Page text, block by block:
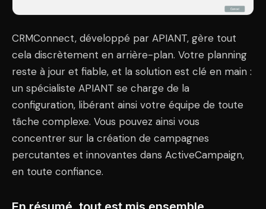
CRMConnect, développé par APIANT, gère tout
cela discrètement en arrière-plan. Votre planning
reste à jour et fiable, et la solution est clé en main :
un spécialiste APIANT se charge de la
configuration, libérant ainsi votre équipe de toute
tâche complexe. Vous pouvez ainsi vous
concentrer sur la création de campagnes
percutantes et innovantes dans ActiveCampaign,
en toute confiance.